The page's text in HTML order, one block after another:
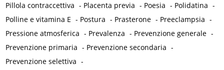
Pillola contraccettiva - Placenta previa - Poesia - Polidatina -
Polline e vitamina E - Postura - Prasterone - Preeclampsia -
Pressione atmosferica - Prevalenza - Prevenzione generale -
Prevenzione primaria - Prevenzione secondaria -
Prevenzione selettiva -